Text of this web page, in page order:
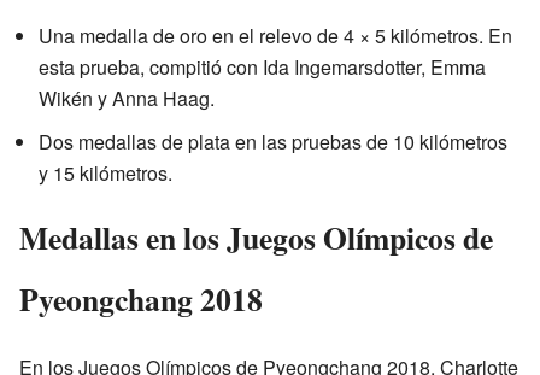
Una medalla de oro en el relevo de 4 × 5 kilómetros. En
esta prueba, compitió con Ida Ingemarsdotter, Emma
Wikén y Anna Haag.
Dos medallas de plata en las pruebas de 10 kilómetros
y 15 kilómetros.
Medallas en los Juegos Olímpicos de
Pyeongchang 2018
En los Juegos Olímpicos de Pyeongchang 2018, Charlotte